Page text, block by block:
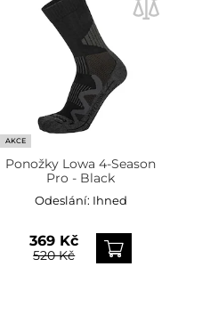
AKCE
Ponožky Lowa 4-Season
Pro - Black
Odeslání: Ihned
369 Kč
520 Kč